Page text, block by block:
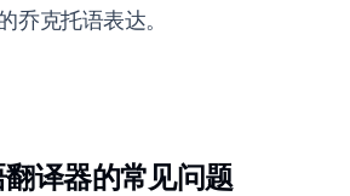
乔克托语表达。
译器的常见问题